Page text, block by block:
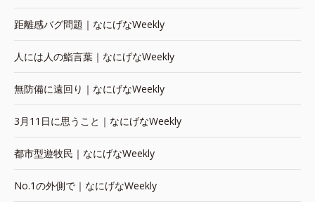
距離感バグ問題｜なにげなWeekly
人には人の鮨言葉｜なにげなWeekly
無防備に遠回り｜なにげなWeekly
3月11日に思うこと｜なにげなWeekly
都市型遊牧民｜なにげなWeekly
No.1の外側で｜なにげなWeekly